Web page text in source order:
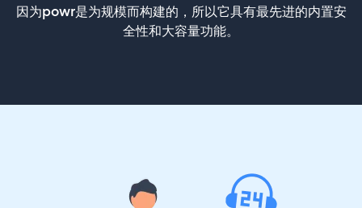
因为powr是为规模而构建的，所以它具有最先进的内置安
全性和大容量功能。